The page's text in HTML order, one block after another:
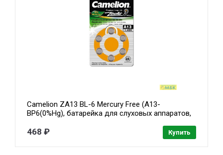
Camelion ZA13 BL-6 Mercury Free (A13-
BP6(0%Hg), батарейка для слуховых аппаратов,
468 ₽ Купить